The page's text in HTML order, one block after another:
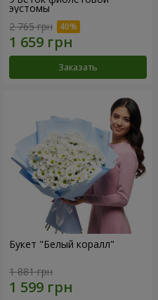
эустомы
2 765 грн
Заказать
Букет "Белый коралл"
1 881 грн